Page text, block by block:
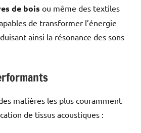
de bois ou même des textiles
de transformer l’énergie
ainsi la résonance des sons
matières les plus couramment
de tissus acoustiques :